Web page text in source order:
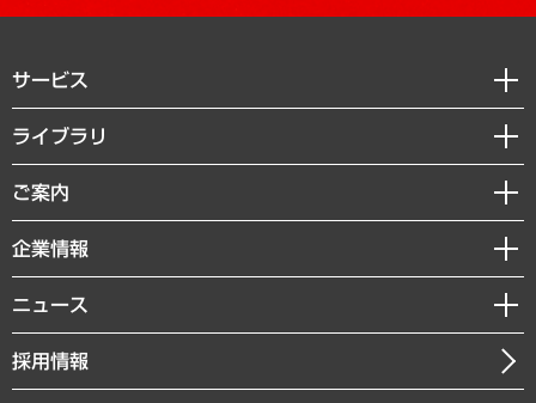
サービス
経営戦略
組織・人事戦略
デジタルイノベーション
共生・ダイバーシティ
GRC（ガバナンス・リスク・コンプライアンス）・防災（政策）
経済・産業・雇用・労働
ライブラリ
経済調査
レポート
コラム
経営用語集
受託・受注実績（官公庁関連）
ご案内
セミナー・イベント情報
MUFGビジネスセミナー
受託案件情報
企業情報
私たちの想い
社長メッセージ
会社概要
ニュース
ニュースリリース
お知らせ
採用情報